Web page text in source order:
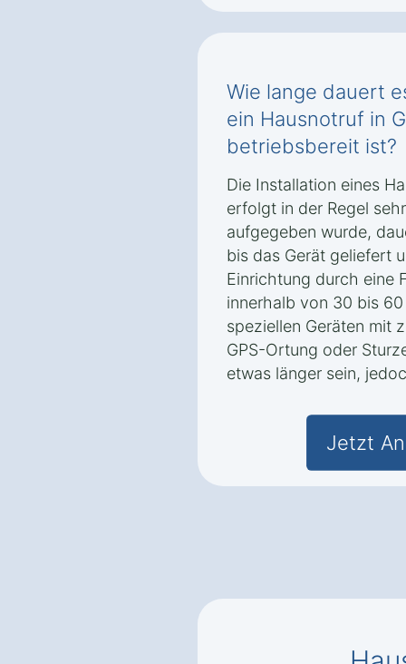
Wie lange dauert
ein Hausnotruf in
betriebsbereit ist?
Die Installation eines
erfolgt in der Regel
aufgegeben wurde,
bis das Gerät geliefert
Einrichtung durch eine
innerhalb von 30 bis
speziellen Geräten mit
GPS-Ortung oder
etwas länger sein,
Jetzt